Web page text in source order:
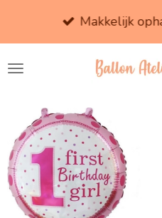
de
Makkelijk